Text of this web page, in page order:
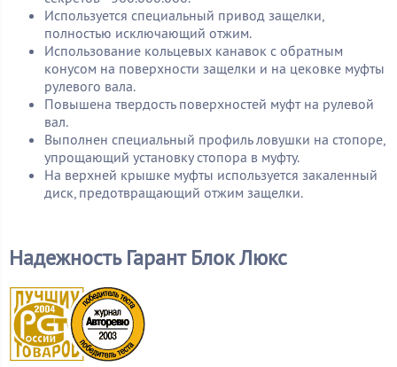
Используется специальный привод защелки,
полностью исключающий отжим.
Использование кольцевых канавок с обратным
конусом на поверхности защелки и на цековке муфты
рулевого вала.
Повышена твердость поверхностей муфт на рулевой
вал.
Выполнен специальный профиль ловушки на стопоре,
упрощающий установку стопора в муфту.
На верхней крышке муфты используется закаленный
диск, предотвращающий отжим защелки.
Надежность Гарант Блок Люкс